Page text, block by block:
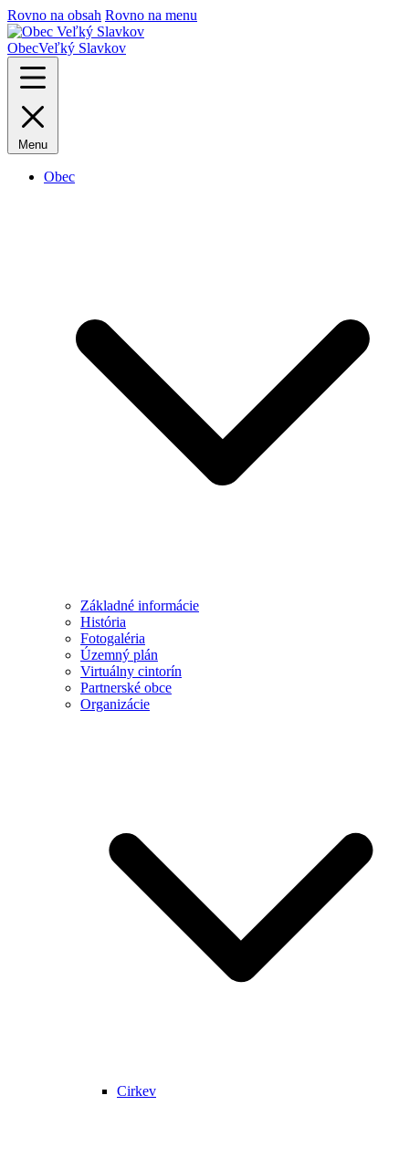
Rovno na obsah Rovno na menu
ObecVeľký Slavkov
Menu
Obec
Základné informácie
História
Fotogaléria
Územný plán
Virtuálny cintorín
Partnerské obce
Organizácie
Cirkev